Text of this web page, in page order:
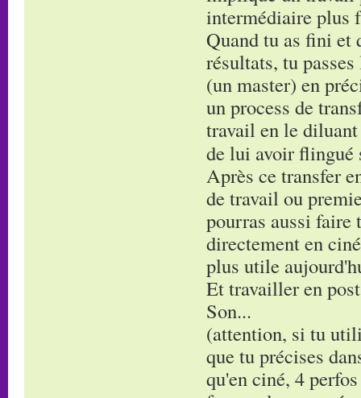
intermédiaire plus
Quand tu as fini et
résultats, tu
(un master) en
un process de
travail en le
de lui avoir flingué
Après ce transfer
de travail ou
pourras aussi
directement en
plus utile
Et travailler en
Son...
(attention, si tu
que tu précises
qu'en ciné, 4